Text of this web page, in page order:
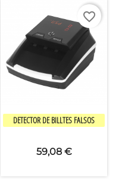
Vista rápida
DETECTOR DE BILLTES FALSOS
59,08 €
favorite_border